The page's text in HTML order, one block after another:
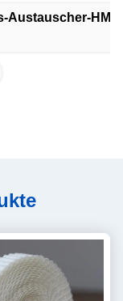
Austauscher-HME